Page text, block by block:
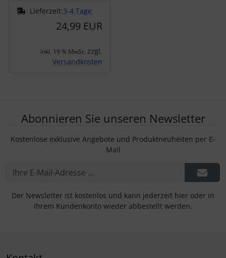
Lieferzeit:3-4 Tage
24,99 EUR
inkl. 19 % MwSt. zzgl.
Versandkosten
Abonnieren Sie unseren Newsletter
Kostenlose exklusive Angebote und Produktneuheiten per E-
Mail
Der Newsletter ist kostenlos und kann jederzeit hier oder in
Ihrem Kundenkonto wieder abbestellt werden.